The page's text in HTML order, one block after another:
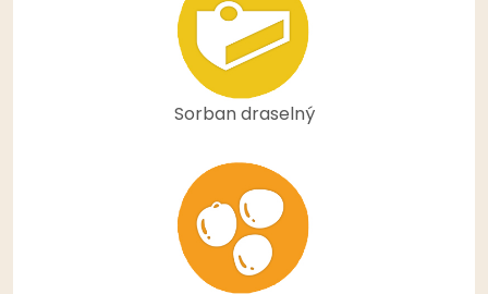
Sorban draselný